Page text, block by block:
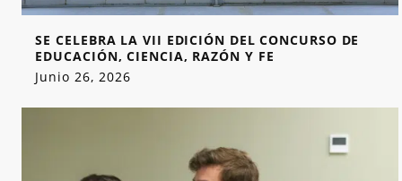
SE CELEBRA LA VII EDICIÓN DEL CONCURSO DE
EDUCACIÓN, CIENCIA, RAZÓN Y FE
Junio 26, 2026